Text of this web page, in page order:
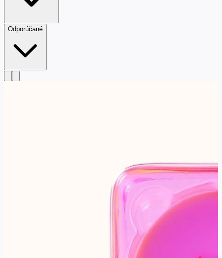
Odporúčané